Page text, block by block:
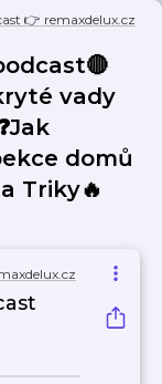
👉 remaxdelux.cz
vady
domů
Triky🔥